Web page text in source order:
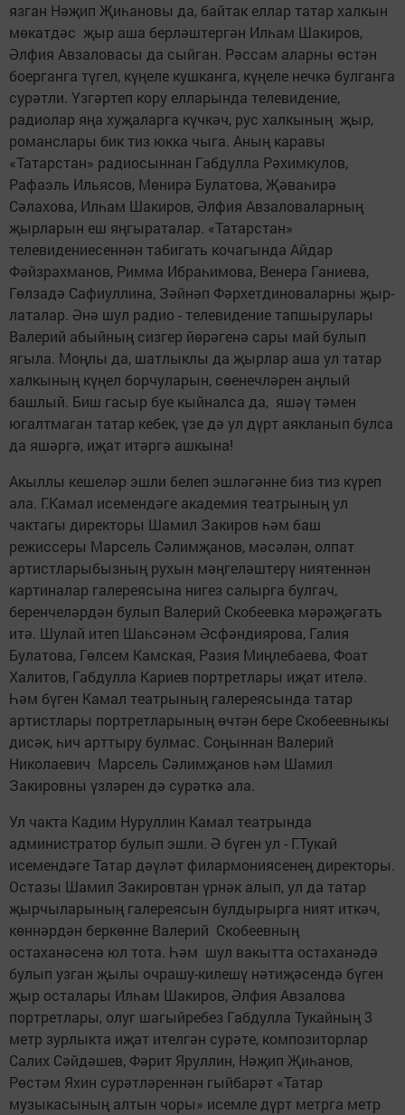
язган Нәҗип Җиһановы да, байтак еллар татар халкын
мөкатдәс җыр аша берләштергән Илһам Шакиров,
Әлфия Авзаловасы да сыйган. Рәссам аларны өстән
боерганга түгел, күңеле кушканга, күңеле нечкә булганга
сурәтли. Үзгәртеп кору елларында телевидение,
радиолар яңа хуҗаларга күчкәч, рус халкының җыр,
романслары бик тиз юкка чыга. Аның каравы
«Татарстан» радиосыннан Габдулла Рәхимкулов,
Рафаэль Ильясов, Мөнирә Булатова, Җәваһирә
Сәлахова, Илһам Шакиров, Әлфия Авзаловаларның
җырларын еш яңгыраталар. «Татарстан»
телевидениесеннән табигать кочагында Айдар
Фәйзрахманов, Римма Ибраһимова, Венера Ганиева,
Гөлзадә Сафиуллина, Зәйнәп Фәрхетдиноваларны җыр­
латалар. Әнә шул радио - телевидение тапшырулары
Валерий абыйның сизгер йөрәгенә сары май булып
ягыла. Моңлы да, шатлыклы да җырлар аша ул татар
халкының күңел борчуларын, сөенечләрен аңлый
башлый. Биш гасыр буе кыйналса да, яшәү тәмен
югалтмаган татар кебек, үзе дә ул дүрт аякланып булса
да яшәргә, иҗат итәргә ашкына!
Акыллы кешеләр эшли белеп эшләгәнне биз тиз күреп
ала. Г.Камал исемендәге академия театрының ул
чактагы директоры Шамил Закиров һәм баш
режиссеры Марсель Сәлимҗанов, мәсәлән, олпат
артистларыбызның рухын мәңгеләштерү ниятеннән
картиналар галереясына нигез салырга булгач,
беренчеләрдән булып Валерий Скобеевка мәрәҗәгать
итә. Шулай итеп Шаһсәнәм Әсфәндиярова, Галия
Булатова, Гөлсем Камская, Разия Миңлебаева, Фоат
Халитов, Габдулла Кариев портретлары иҗат ителә.
Һәм бүген Камал театрының галереясында татар
артистлары портретларының өчтән бере Скобеевныкы
дисәк, һич арттыру булмас. Соңыннан Валерий
Николаевич Марсель Сәлимҗанов һәм Шамил
Закировны үзләрен дә сурәткә ала.
Ул чакта Кадим Нуруллин Камал театрында
администратор булып эшли. Ә бүген ул - Г.Тукай
исемендәге Татар дәүләт филармониясенең директоры.
Остазы Шамил Закировтан үрнәк алып, ул да татар
җырчыларының галереясын булдырырга ният иткәч,
көннәрдән беркөнне Валерий Скобеевның
остаханәсенә юл тота. Һәм шул вакытта остаханәдә
булып узган җылы очрашу-килешү нәтиҗәсендә бүген
җыр осталары Илһам Шакиров, Әлфия Авзалова
портретлары, олуг шагыйребез Габдулла Тукайның 3
метр зурлыкта иҗат ителгән сурәте, композиторлар
Салих Сәйдәшев, Фәрит Яруллин, Нәҗип Җиһанов,
Рөстәм Яхин сурәтләреннән гыйбарәт «Татар
музыкасының алтын чоры» исемле дүрт метрга метр